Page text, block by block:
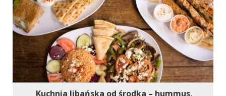
Kuchnia libańska od środka – hummus,